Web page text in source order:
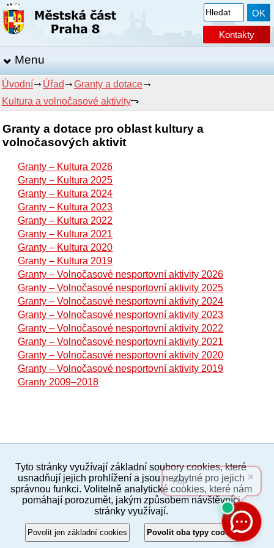
Kontakty
Menu
Úvodní Úřad
Granty a dotace
Kultura a volnočasové aktivity
Granty a dotace pro oblast kultury a
volnočasových aktivit
Granty – Kultura 2026
Granty – Kultura 2025
Granty – Kultura 2024
Granty – Kultura 2023
Granty – Kultura 2022
Granty – Kultura 2021
Granty – Kultura 2020
Granty – Kultura 2019
Granty – Volnočasové nesportovní aktivity 2026
Granty – Volnočasové nesportovní aktivity 2025
Granty – Volnočasové nesportovní aktivity 2024
Granty – Volnočasové nesportovní aktivity 2023
Granty – Volnočasové nesportovní aktivity 2022
Granty – Volnočasové nesportovní aktivity 2021
Granty – Volnočasové nesportovní aktivity 2020
Granty – Volnočasové nesportovní aktivity 2019
Granty 2009–2018
PC verze ENG
Povinné a praktické informace
© 2012–2019 MČ Praha 8
Tyto stránky využívají základní soubory cookies, které
usnadňují jejich prohlížení a jsou nezbytné pro jejich
správnou funkci. Volitelně analytické cookies, které nám
pomáhají porozumět, jakým způsobem návštěvníci
stránky využívají.
Povolit jen základní cookies Povolit oba typy cookies